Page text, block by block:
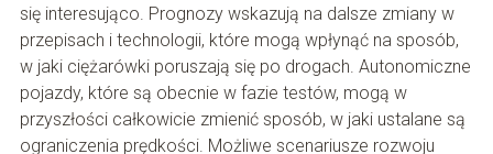
się interesująco. Prognozy wskazują na dalsze zmiany w
przepisach i technologii, które mogą wpłynąć na sposób,
w jaki ciężarówki poruszają się po drogach. Autonomiczne
pojazdy, które są obecnie w fazie testów, mogą w
przyszłości całkowicie zmienić sposób, w jaki ustalane są
ograniczenia prędkości. Możliwe scenariusze rozwoju